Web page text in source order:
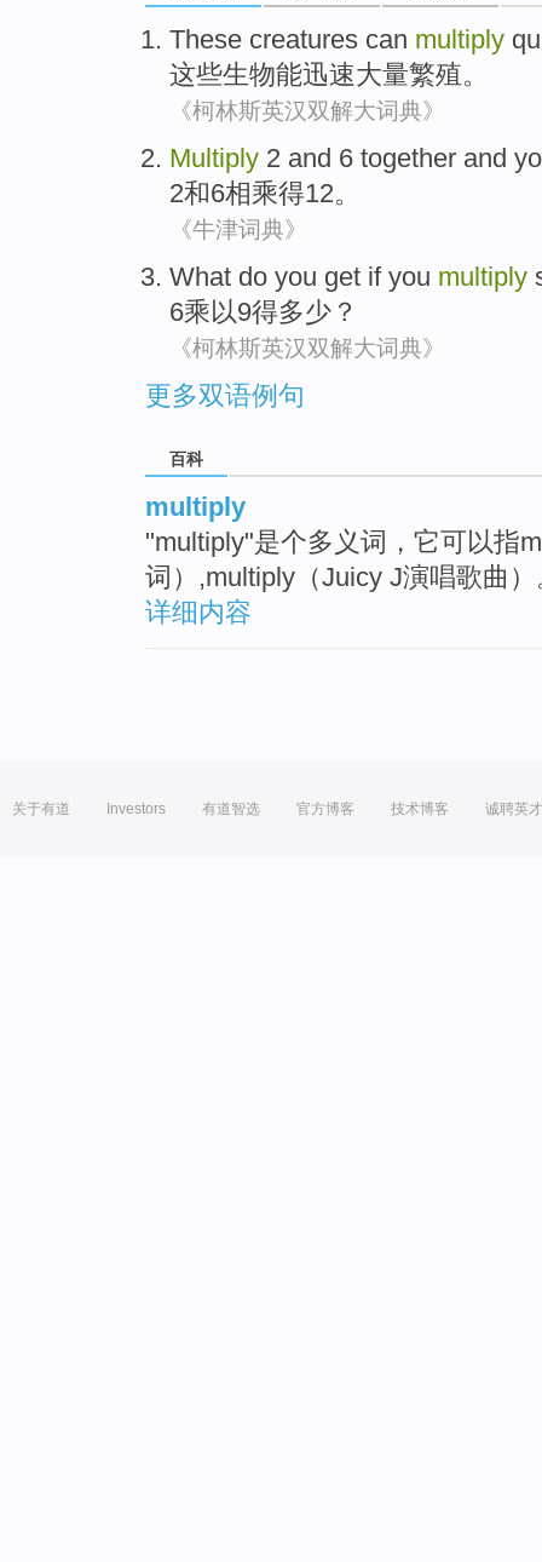
These creatures can multiply
这些生物能迅速大量繁殖。
《柯林斯英汉双解大词典》
Multiply 2 and 6 together and
2和6相乘得12。
《牛津词典》
What do you get if you multiply
6乘以9得多少？
《柯林斯英汉双解大词典》
更多双语例句
百科
multiply
"multiply"是个多义词，它可以指
词）,multiply（Juicy J演唱歌曲）
详细内容
关于有道 Investors 有道智选 官方博客 技术博客 诚聘英才